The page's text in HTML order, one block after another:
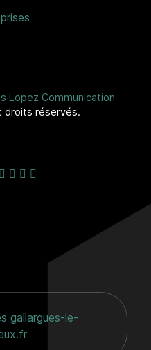
Lopez Communication
droits réservés.
gallargues-le-